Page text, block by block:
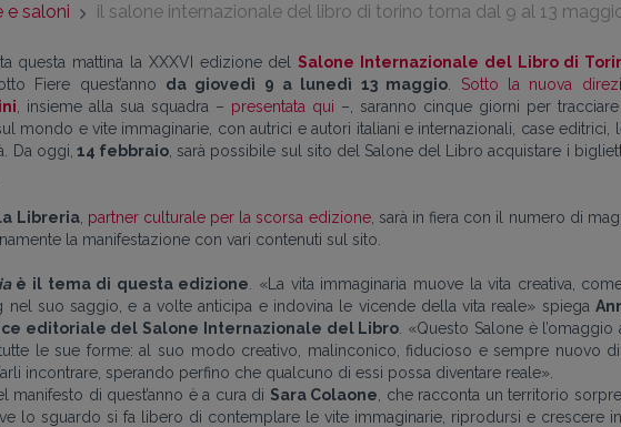
e saloni il salone internazionale del libro di torino torna dal 9 al 13
questa mattina la XXXVI edizione delSalone Internazionale del Libro di
Fiere quest’anno da giovedì 9 a lunedì 13 maggio
Sotto la nuova
, insieme alla sua squadra – presentata qui –, saranno cinque giorni per
mondo e vite immaginarie, con autrici e autori italiani e internazionali, case editrici,
Da oggi, 14 febbraio , sarà possibile sul sito del Salone del Libro acquistare i
Libreria, partner culturale per la scorsa edizione, sarà in fiera con il numero di
la manifestazione con vari contenuti sul sito.
è il tema di questa edizione . «La vita immaginaria muove la vita creativa,
nel suo saggio, e a volte anticipa e indovina le vicende della vita reale» spiega
editoriale del Salone Internazionale del Libro . «Questo Salone è l’omaggio
le sue forme: al suo modo creativo, malinconico, fiducioso e sempre nuovo
incontrare, sperando perfino che qualcuno di essi possa diventare reale».
manifesto di quest’anno è a cura di Sara Colaone , che racconta un territorio
lo sguardo si fa libero di contemplare le vite immaginarie, riprodursi e crescere